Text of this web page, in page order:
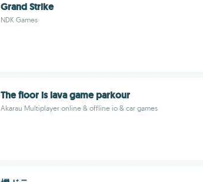
Grand Strike
NDK Games
The floor is lava game parkour
Akarau Multiplayer online & offline io & car games